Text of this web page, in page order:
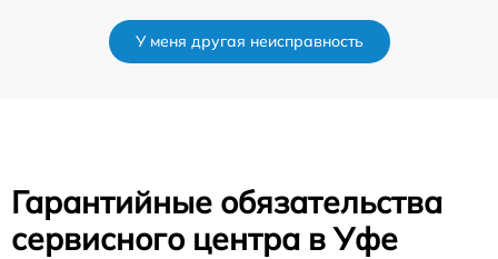
У меня другая неисправность
Гарантийные обязательства
сервисного центра в Уфе